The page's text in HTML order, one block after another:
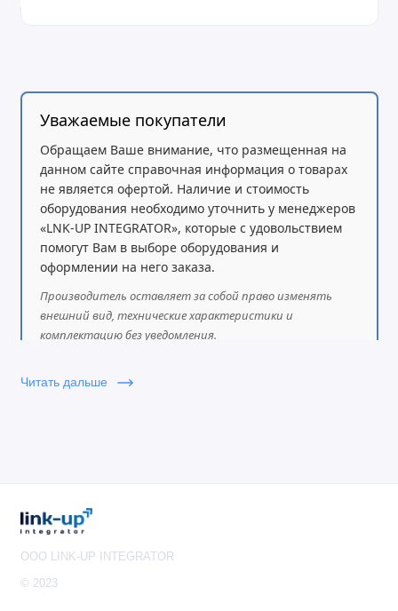
Уважаемые покупатели
Обращаем Ваше внимание, что размещенная на
данном сайте справочная информация о товарах
не является офертой. Наличие и стоимость
оборудования необходимо уточнить у менеджеров
«LNK-UP INTEGRATOR», которые с удовольствием
помогут Вам в выборе оборудования и
оформлении на него заказа.
Производитель оставляет за собой право изменять
внешний вид, технические характеристики и
комплектацию без уведомления.
Читать дальше
OOO LINK-UP INTEGRATOR
© 2023